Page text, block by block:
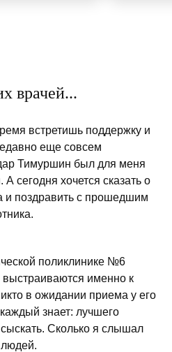
врачей...
встретишь поддержку и
еще совсем
Тимуршин был для меня
сегодня хочется сказать о
и поздравить с прошедшим
поликлинике №6
именно к
в ожидании приема у его
знает: лучшего
Сколько я слышал
людей.